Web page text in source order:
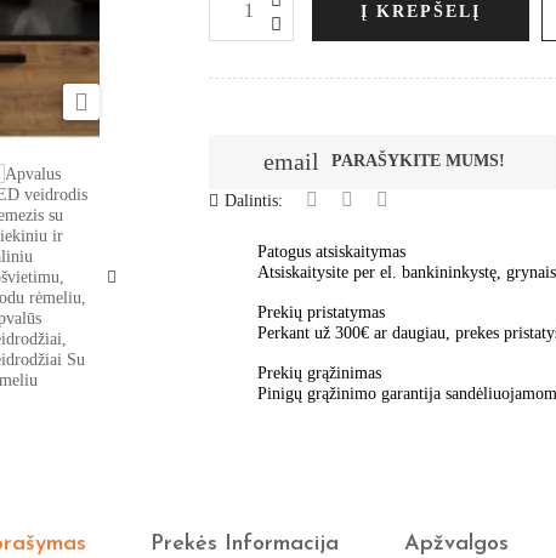

Į KREPŠELĮ
email PARAŠYKITE MUMS!
Dalintis:
Patogus atsiskaitymas
Atsiskaitysite per el. bankininkystę,
Prekių pristatymas
Perkant už 300€ ar daugiau, prekes
Prekių grąžinimas
Pinigų grąžinimo garantija
Prekės Informacija Apžvalgos